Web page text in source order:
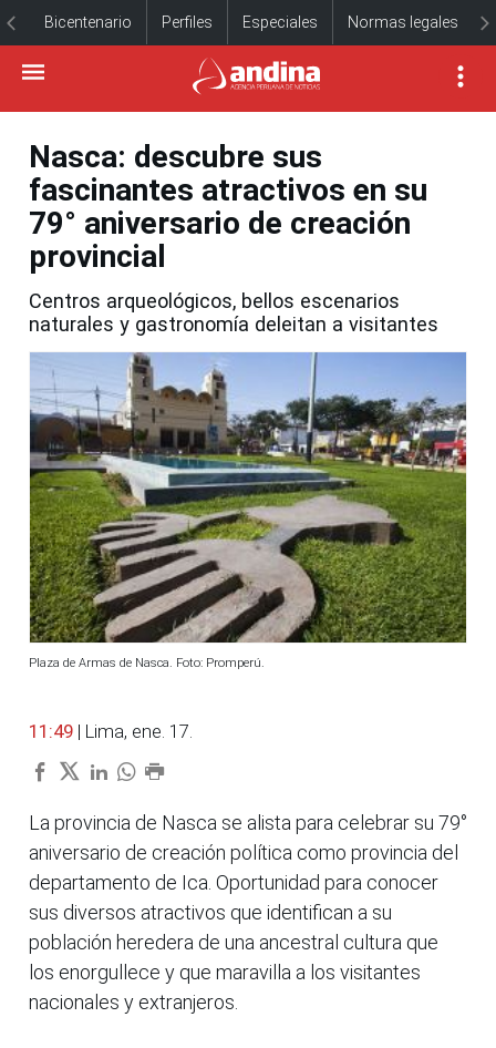
Bicentenario Perfiles Especiales Normas legales
Nasca: descubre sus
fascinantes atractivos en su
79° aniversario de creación
provincial
Centros arqueológicos, bellos escenarios
naturales y gastronomía deleitan a visitantes
Plaza de Armas de Nasca. Foto: Promperú.
11:49 | Lima, ene. 17.
La provincia de Nasca se alista para celebrar su 79°
aniversario de creación política como provincia del
departamento de Ica. Oportunidad para conocer
sus diversos atractivos que identifican a su
población heredera de una ancestral cultura que
los enorgullece y que maravilla a los visitantes
nacionales y extranjeros.